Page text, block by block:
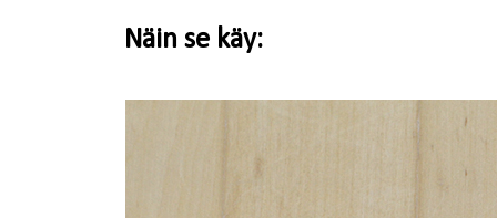
Näin se käy: